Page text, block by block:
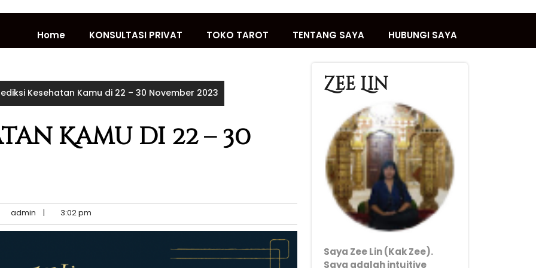
Home KONSULTASI PRIVAT TOKO TAROT TENTANG SAYA HUBUNGI SAYA
Kesehatan Kamu di 22 – 30 November 2023
Kamu di 22 – 30
admin | 3:02 pm
Zee Lin
Saya Zee Lin (Kak Zee).
Saya adalah intuitive